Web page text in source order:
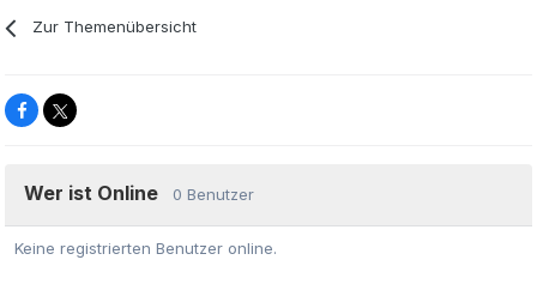
Zur Themenübersicht
Wer ist Online 0 Benutzer
Keine registrierten Benutzer online.